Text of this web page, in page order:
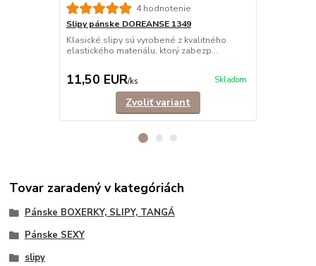
4 hodnotenie
Slipy pánske DOREANSE 1349
Klasické slipy sú vyrobené z kvalitného
elastického materiálu, ktorý zabezp...
11,50 EUR/ks Skladom
Zvoliť variant
Tovar zaradený v kategóriách
Pánske BOXERKY, SLIPY, TANGÁ
Pánske SEXY
slipy